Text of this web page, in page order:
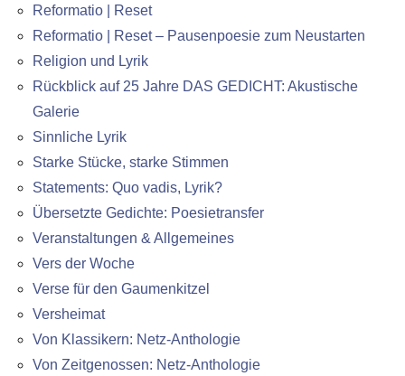
Reformatio | Reset
Reformatio | Reset – Pausenpoesie zum Neustarten
Religion und Lyrik
Rückblick auf 25 Jahre DAS GEDICHT: Akustische
Galerie
Sinnliche Lyrik
Starke Stücke, starke Stimmen
Statements: Quo vadis, Lyrik?
Übersetzte Gedichte: Poesietransfer
Veranstaltungen & Allgemeines
Vers der Woche
Verse für den Gaumenkitzel
Versheimat
Von Klassikern: Netz-Anthologie
Von Zeitgenossen: Netz-Anthologie